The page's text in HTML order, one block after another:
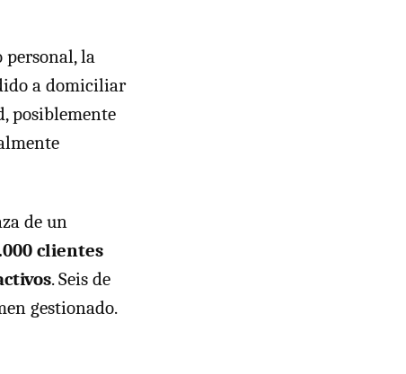
personal, la
a domiciliar
posiblemente
de un
clientes
. Seis de
gestionado.